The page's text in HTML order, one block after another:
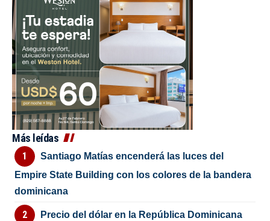
Más leídas
Santiago Matías encenderá las luces del
Empire State Building con los colores de la bandera
dominicana
Precio del dólar en la República Dominicana